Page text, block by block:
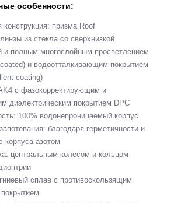
особенности:
конструкция: призма Roof
из стекла со сверхнизкой
и полным многослойным просветлением
и водоотталкивающим покрытием
coating)
с фазокорректирующим и
диэлектрическим покрытием DPC
100% водонепроницаемый корпус
благодаря герметичности и
корпуса азотом
центральным колесом и кольцом
сплав с противоскользящим